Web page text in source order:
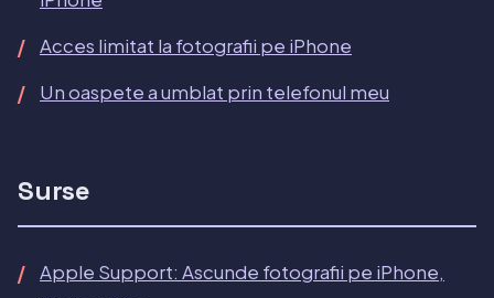
Acces limitat la fotografii pe iPhone
Un oaspete a umblat prin telefonul meu
Surse
Apple Support: Ascunde fotografii pe iPhone,